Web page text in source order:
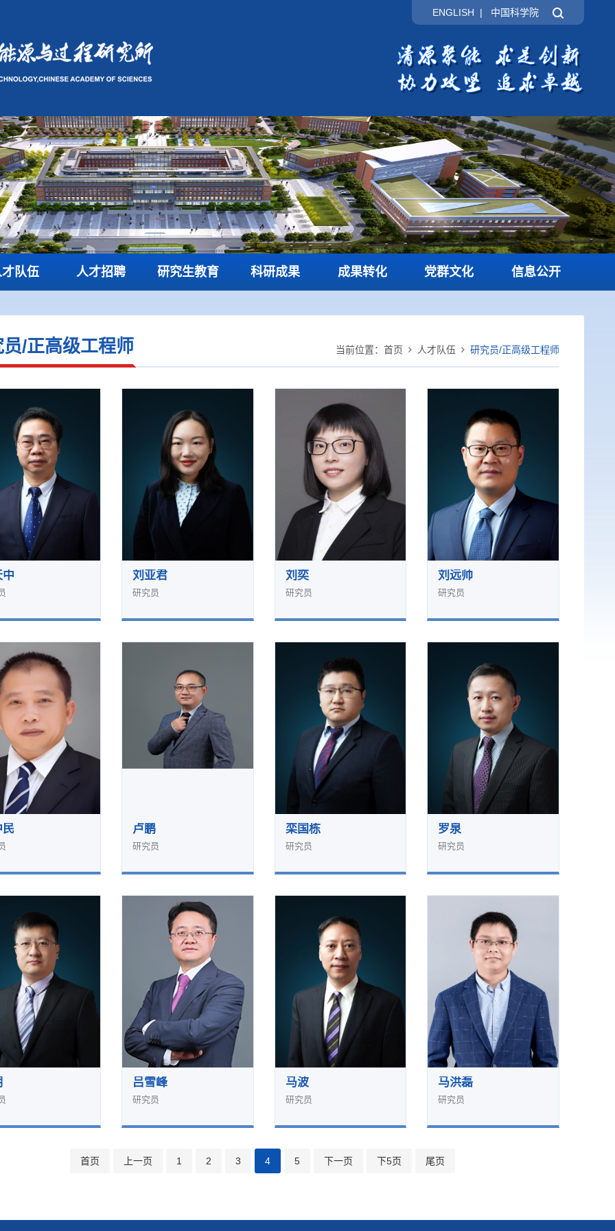
ENGLISH | 中国科学院
队伍 人才招聘 研究生教育 科研成果 成果转化 党群文化 信息公开
当前位置： 首页 人才队伍 研究员/正高级工程师
/正高级工程师
中 刘亚君
研究员
刘奕
研究员
刘远帅
研究员
民 卢鹏
研究员
栾国栋
研究员
罗泉
研究员
吕雪峰
研究员
马波
研究员
马洪磊
研究员
首页 上一页 1 2 3 4 5 下一页 下5页 尾页